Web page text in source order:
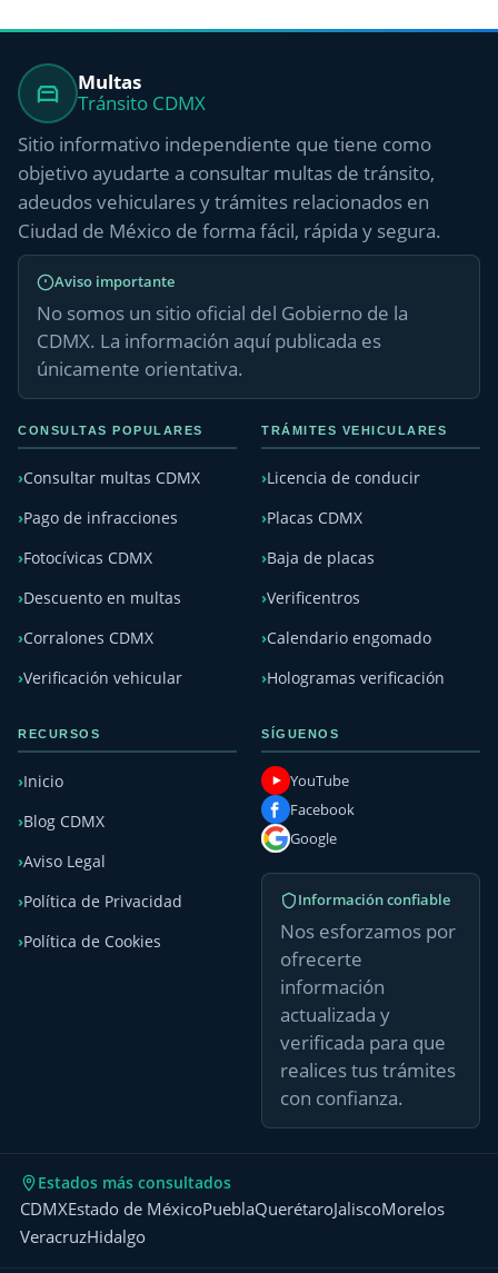
Multas
Tránsito CDMX
Sitio informativo independiente que tiene como
objetivo ayudarte a consultar multas de tránsito,
adeudos vehiculares y trámites relacionados en
Ciudad de México de forma fácil, rápida y segura.
Aviso importante
No somos un sitio oficial del Gobierno de la
CDMX. La información aquí publicada es
únicamente orientativa.
CONSULTAS POPULARES
Consultar multas CDMX
Pago de infracciones
Fotocívicas CDMX
Descuento en multas
Corralones CDMX
Verificación vehicular
TRÁMITES VEHICULARES
Licencia de conducir
Placas CDMX
Baja de placas
Verificentros
Calendario engomado
Hologramas verificación
RECURSOS
Inicio
Blog CDMX
Aviso Legal
Política de Privacidad
Política de Cookies
SÍGUENOS
YouTube
Facebook
Google
Información confiable
Nos esforzamos por
ofrecerte
información
actualizada y
verificada para que
realices tus trámites
con confianza.
Estados más consultados
CDMXEstado de MéxicoPueblaQuerétaroJaliscoMorelos
VeracruzHidalgo